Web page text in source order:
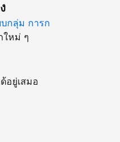
กลุ่ม การก
ใหม่ ๆ
อยู่เสมอ